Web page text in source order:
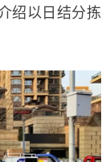
绍以日结分拣